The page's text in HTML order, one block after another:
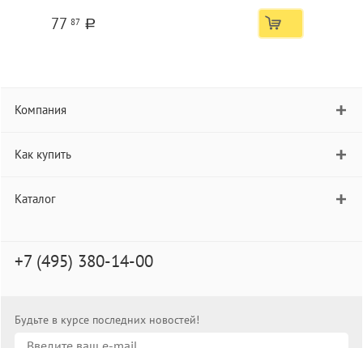
77 87 a
Компания
Как купить
Каталог
+7 (495) 380-14-00
Будьте в курсе последних новостей!